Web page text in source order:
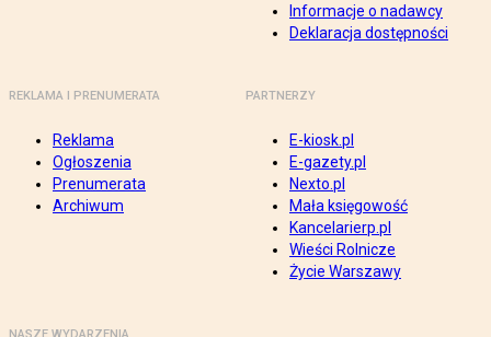
Informacje o nadawcy
Deklaracja dostępności
REKLAMA I PRENUMERATA
Reklama
Ogłoszenia
Prenumerata
Archiwum
PARTNERZY
E-kiosk.pl
E-gazety.pl
Nexto.pl
Mała księgowość
Kancelarierp.pl
Wieści Rolnicze
Życie Warszawy